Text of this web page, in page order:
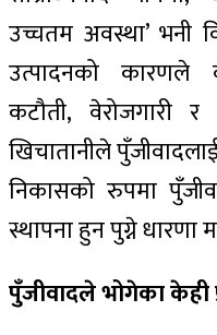
उच्चतम अवस्था’ भनी
उत्पादनको कारणले
कटौती, वेरोजगारी र
खिचातानीले
निकासको रुपमा
स्थापना हुन पुग्ने धारणा
पुँजीवादले भोगेका